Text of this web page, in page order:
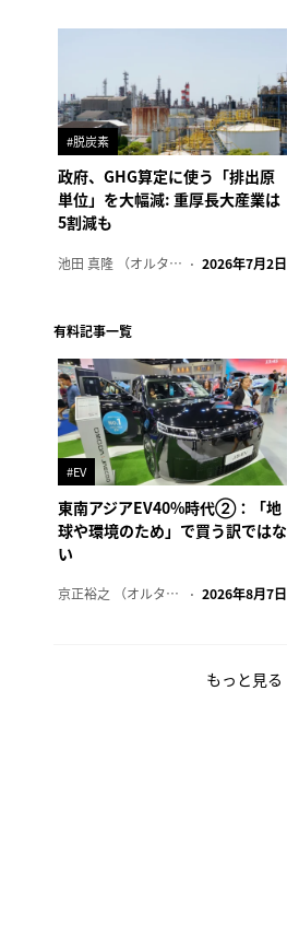
#脱炭素
政府、GHG算定に使う「排出原
単位」を大幅減: 重厚長大産業は
5割減も
池田 真隆 （オルタナ輪番編集長） 2026年7月2日
有料記事一覧
#EV
東南アジアEV40%時代②：「地
球や環境のため」で買う訳ではな
い
京正裕之 （オルタナ副編集長） 2026年8月7日
もっと見る